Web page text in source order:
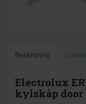
Beskrivning
Electrolux
kylskåp door